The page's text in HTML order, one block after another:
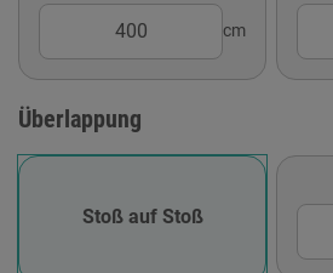
cm
Überlappung
Stoß auf Stoß